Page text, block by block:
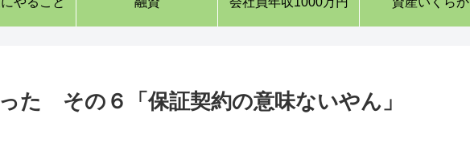
た その６「保証契約の意味ないやん」